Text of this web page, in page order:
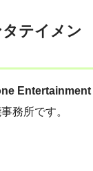
テイメン
Entertainment
務所です。